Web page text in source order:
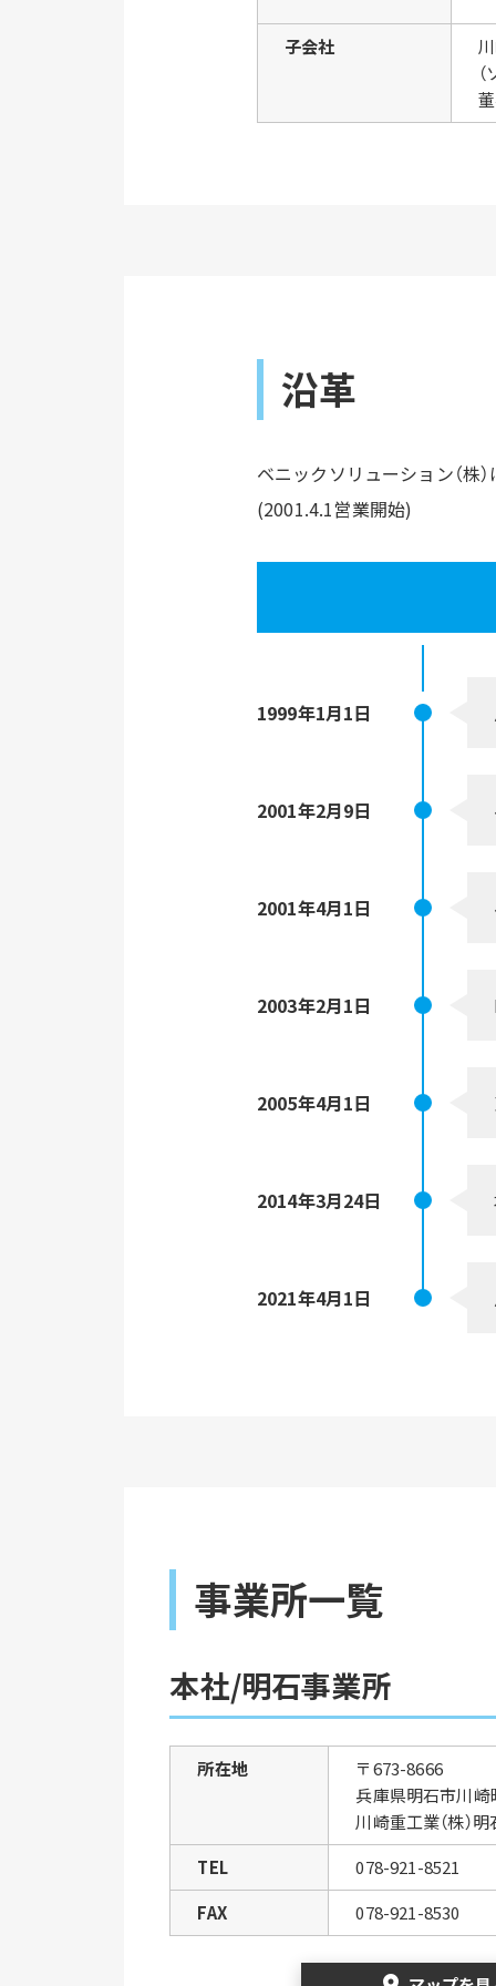
子会社
沿革
ベニックソリューション（株
(2001.4.1営業開始)
1999年1月1日
2001年2月9日
2001年4月1日
2003年2月1日
2005年4月1日
2014年3月24日
2021年4月1日
事業所一覧
本社/明石事業所
所在地
〒673-8666
兵庫県明石市川崎
川崎重工業（株）
TEL
078-921-8521
FAX
078-921-8530